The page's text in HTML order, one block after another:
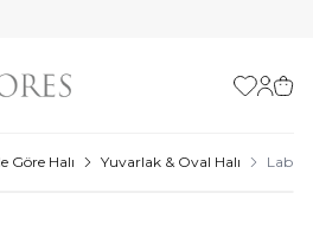
Favorilerim
Göre Halı Yuvarlak & Oval Halı